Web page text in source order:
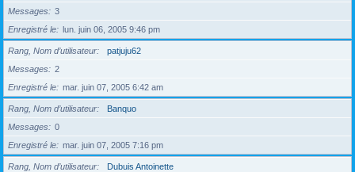
Messages
3
Enregistré le
lun. juin 06, 2005 9:46 pm
Rang, Nom d’utilisateur
patjuju62
Messages
2
Enregistré le
mar. juin 07, 2005 6:42 am
Rang, Nom d’utilisateur
Banquo
Messages
0
Enregistré le
mar. juin 07, 2005 7:16 pm
Rang, Nom d’utilisateur
Dubuis Antoinette